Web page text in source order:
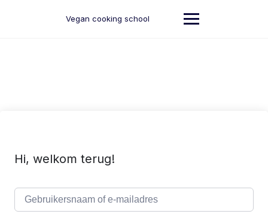
Vegan cooking school
Hi, welkom terug!